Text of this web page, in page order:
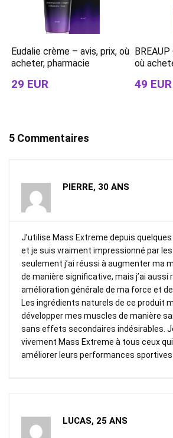
Eudalie crème – avis, prix, où
acheter, pharmacie
29 EUR
où
49 EUR
5 Commentaires
PIERRE, 30 ANS
J’utilise Mass Extreme depuis
et je suis vraiment impressionné par
seulement j’ai réussi à augmenter ma
de manière significative, mais j’ai aussi
amélioration générale de ma force et
Les ingrédients naturels de ce produit
développer mes muscles de manière
sans effets secondaires indésirables.
vivement Mass Extreme à tous ceux
améliorer leurs performances sportives
LUCAS, 25 ANS